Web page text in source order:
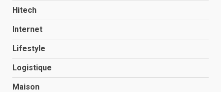
Hitech
Internet
Lifestyle
Logistique
Maison